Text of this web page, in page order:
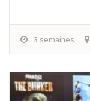
3 semaines